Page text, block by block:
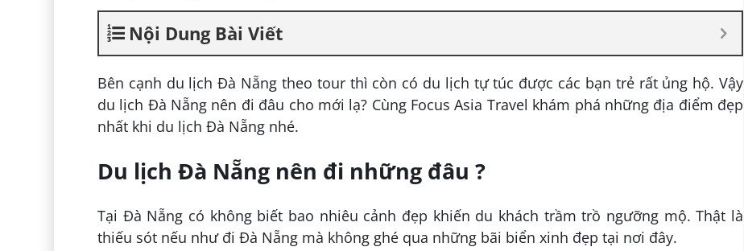
Nội Dung Bài Viết
Bên cạnh du lịch Đà Nẵng theo tour thì còn có du lịch tự túc được các bạn trẻ rất ủng hộ. Vậy
du lịch Đà Nẵng nên đi đâu cho mới lạ? Cùng Focus Asia Travel khám phá những địa điểm đẹp
nhất khi du lịch Đà Nẵng nhé.
Du lịch Đà Nẵng nên đi những đâu ?
Tại Đà Nẵng có không biết bao nhiêu cảnh đẹp khiến du khách trầm trồ ngưỡng mộ. Thật là
thiếu sót nếu như đi Đà Nẵng mà không ghé qua những bãi biển xinh đẹp tại nơi đây.